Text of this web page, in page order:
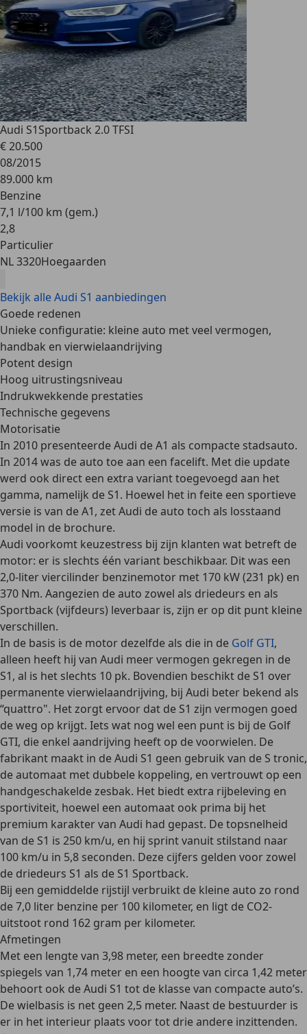
Audi S1Sportback 2.0 TFSI
€ 20.500
08/2015
89.000 km
Benzine
7,1 l/100 km (gem.)
2,8
Particulier
NL 3320Hoegaarden
Bekijk alle Audi S1 aanbiedingen
Goede redenen
Unieke configuratie: kleine auto met veel vermogen,
handbak en vierwielaandrijving
Potent design
Hoog uitrustingsniveau
Indrukwekkende prestaties
Technische gegevens
Motorisatie
In 2010 presenteerde Audi de A1 als compacte stadsauto.
In 2014 was de auto toe aan een facelift. Met die update
werd ook direct een extra variant toegevoegd aan het
gamma, namelijk de S1. Hoewel het in feite een sportieve
versie is van de A1, zet Audi de auto toch als losstaand
model in de brochure.
Audi voorkomt keuzestress bij zijn klanten wat betreft de
motor: er is slechts één variant beschikbaar. Dit was een
2,0-liter viercilinder benzinemotor met 170 kW (231 pk) en
370 Nm. Aangezien de auto zowel als driedeurs en als
Sportback (vijfdeurs) leverbaar is, zijn er op dit punt kleine
verschillen.
In de basis is de motor dezelfde als die in de Golf GTI,
alleen heeft hij van Audi meer vermogen gekregen in de
S1, al is het slechts 10 pk. Bovendien beschikt de S1 over
permanente vierwielaandrijving, bij Audi beter bekend als
“quattro". Het zorgt ervoor dat de S1 zijn vermogen goed
de weg op krijgt. Iets wat nog wel een punt is bij de Golf
GTI, die enkel aandrijving heeft op de voorwielen. De
fabrikant maakt in de Audi S1 geen gebruik van de S tronic,
de automaat met dubbele koppeling, en vertrouwt op een
handgeschakelde zesbak. Het biedt extra rijbeleving en
sportiviteit, hoewel een automaat ook prima bij het
premium karakter van Audi had gepast. Detopsnelheid
van de S1 is 250 km/u, en hij sprint vanuit stilstand naar
100 km/u in 5,8 seconden. Deze cijfers gelden voor zowel
de driedeurs S1 als de S1 Sportback.
Bij een gemiddelde rijstijl verbruikt de kleine auto zo rond
de7,0 liter benzine per 100 kilometer, en ligt de CO2-
uitstoot rond 162 gram per kilometer.
Afmetingen
Met een lengte van 3,98 meter, een breedte zonder
spiegels van 1,74 meter en een hoogte van circa 1,42 meter
behoort ook de Audi S1 tot de klasse van compacte auto’s.
De wielbasis is net geen 2,5 meter. Naast de bestuurder is
er in het interieur plaats voor tot drie andere inzittenden.